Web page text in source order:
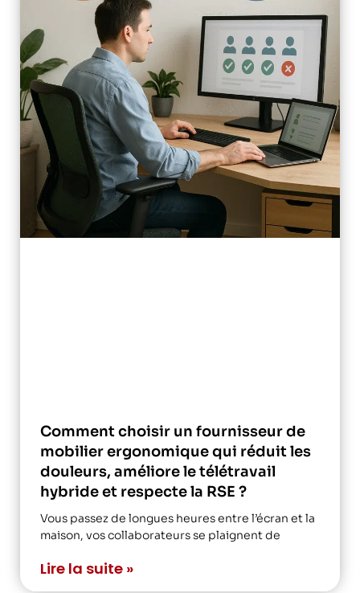
Comment choisir un fournisseur de
mobilier ergonomique qui réduit les
douleurs, améliore le télétravail
hybride et respecte la RSE ?
Vous passez de longues heures entre l’écran et la
maison, vos collaborateurs se plaignent de
Lire la suite »